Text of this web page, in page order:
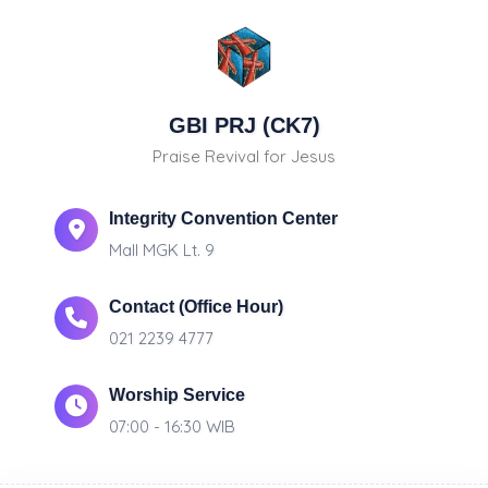
GBI PRJ (CK7)
Praise Revival for Jesus
Integrity Convention Center
Mall MGK Lt. 9
Contact (Office Hour)
021 2239 4777
Worship Service
07:00 - 16:30 WIB